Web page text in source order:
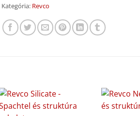
Kategória: Revco